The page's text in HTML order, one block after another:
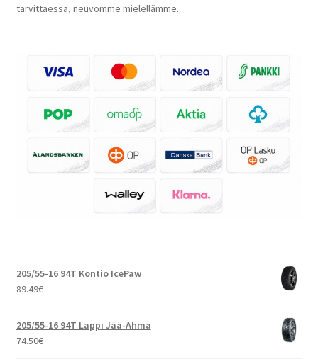
tarvittaessa, neuvomme mielellämme.
205/55-16 94T Kontio IcePaw
89.49€
205/55-16 94T Lappi Jää-Ahma
74.50€